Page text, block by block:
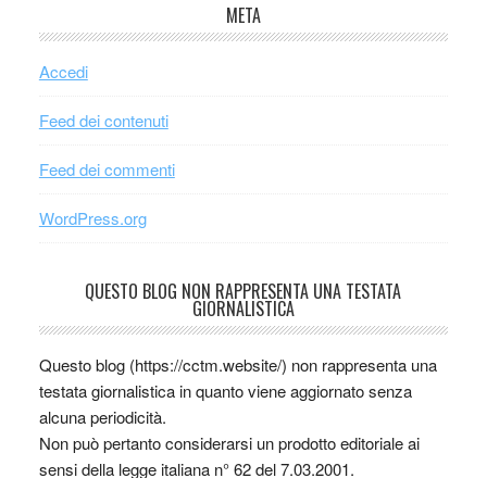
META
Accedi
Feed dei contenuti
Feed dei commenti
WordPress.org
QUESTO BLOG NON RAPPRESENTA UNA TESTATA
GIORNALISTICA
Questo blog (https://cctm.website/) non rappresenta una
testata giornalistica in quanto viene aggiornato senza
alcuna periodicità.
Non può pertanto considerarsi un prodotto editoriale ai
sensi della legge italiana n° 62 del 7.03.2001.